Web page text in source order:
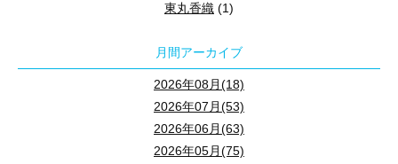
東丸香織 (1)
月間アーカイブ
2026年08月(18)
2026年07月(53)
2026年06月(63)
2026年05月(75)